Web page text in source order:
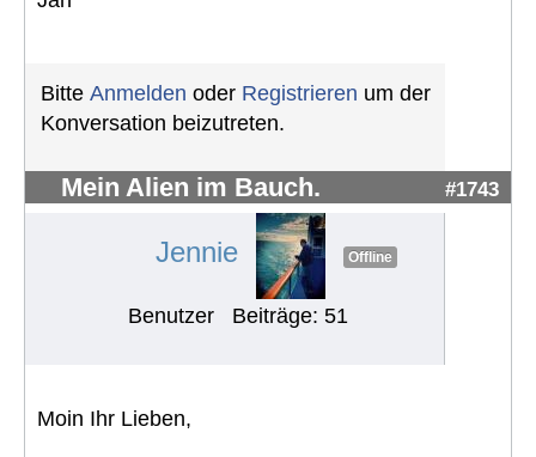
Bitte Anmelden oder Registrieren um der
Konversation beizutreten.
Mein Alien im Bauch. #1743
Jennie Offline
Benutzer Beiträge: 51
Moin Ihr Lieben,